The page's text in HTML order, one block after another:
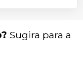
Sugira para a